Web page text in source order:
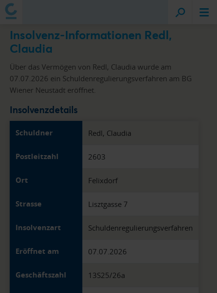
Insolvenz-Informationen Redl,
Claudia
Über das Vermögen von Redl, Claudia wurde am
07.07.2026 ein Schuldenregulierungsverfahren am BG
Wiener Neustadt eröffnet.
Insolvenzdetails
Schuldner Redl, Claudia
Postleitzahl 2603
Ort Felixdorf
Strasse Lisztgasse 7
Insolvenzart Schuldenregulierungsverfahren
Eröffnet am 07.07.2026
Geschäftszahl 13S25/26a